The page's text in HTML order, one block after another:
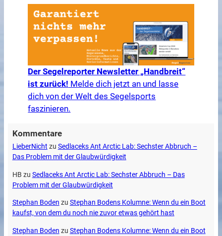
Der Segelreporter Newsletter „Handbreit“
ist zurück! Melde dich jetzt an und lasse
dich von der Welt des Segelsports
faszinieren.
Kommentare
LieberNicht zu Sedlaceks Ant Arctic Lab: Sechster Abbruch –
Das Problem mit der Glaubwürdigkeit
HB zu Sedlaceks Ant Arctic Lab: Sechster Abbruch – Das
Problem mit der Glaubwürdigkeit
Stephan Boden zu Stephan Bodens Kolumne: Wenn du ein Boot
kaufst, von dem du noch nie zuvor etwas gehört hast
Stephan Boden zu Stephan Bodens Kolumne: Wenn du ein Boot